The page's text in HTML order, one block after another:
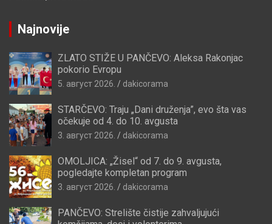
Najnovije
ZLATO STIŽE U PANČEVO: Aleksa Rakonjac
pokorio Evropu
5. август 2026. dakicorama
STARČEVO: Traju „Dani druženja”, evo šta vas
očekuje od 4. do 10. avgusta
3. август 2026. dakicorama
OMOLJICA: „Žisel“ od 7. do 9. avgusta,
pogledajte kompletan program
3. август 2026. dakicorama
PANČEVO: Strelište čistije zahvaljujući